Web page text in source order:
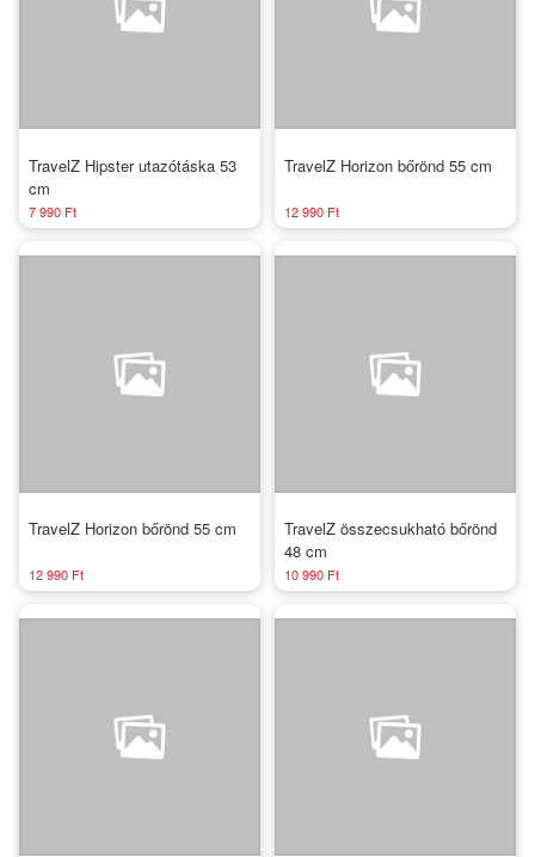
TravelZ Hipster utazótáska 53
cm
7 990 Ft
TravelZ Horizon bőrönd 55 cm
12 990 Ft
TravelZ Horizon bőrönd 55 cm
12 990 Ft
TravelZ összecsukható bőrönd
48 cm
10 990 Ft